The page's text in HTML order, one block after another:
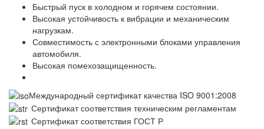
Быстрый пуск в холодном и горячем состоянии.
Высокая устойчивость к вибрации и механическим
нагрузкам.
Совместимость с электронными блоками управления
автомобиля.
Высокая помехозащищенность.
Международный сертификат качества ISO 9001:2008
Сертификат соответствия техническим регламентам
Сертификат соответствия ГОСТ Р